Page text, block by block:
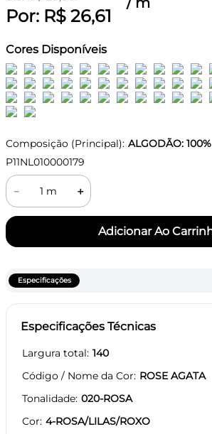
Por: R$ 26,61
Cores Disponíveis
Composição (Principal): ALGODÃO: 100%
P11NL010000179
＋
－
Especificações
Especificações Técnicas
Largura total 140
Código / Nome da Cor ROSE AGATA
Tonalidade 020-ROSA
Cor 4-ROSA/LILAS/ROXO